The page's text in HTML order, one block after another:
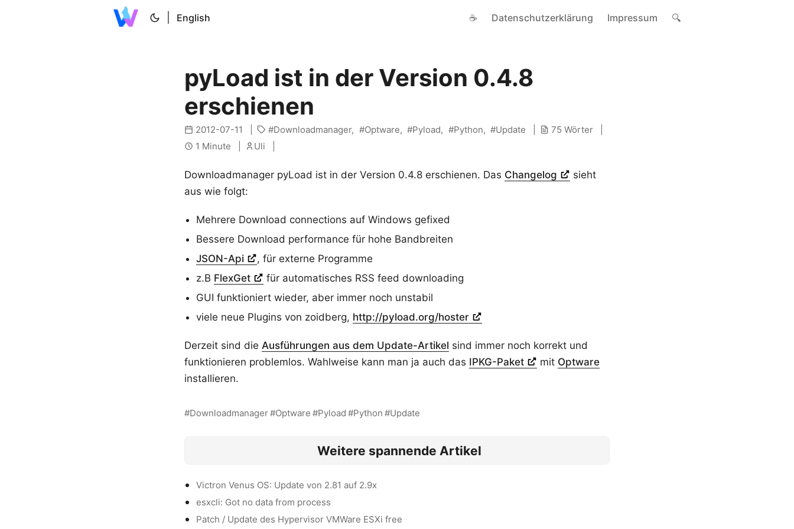
English ☕ Datenschutzerklärung Impressum 🔍
pyLoad ist in der Version 0.4.8
erschienen
2012-07-11 Downloadmanager Optware Pyload Python Update
75 Wörter
1 Minute
Uli
Downloadmanager pyLoad ist in der Version 0.4.8 erschienen. Das Changelog
sieht
aus wie folgt:
Mehrere Download connections auf Windows gefixed
Bessere Download performance für hohe Bandbreiten
JSON-Api
, für externe Programme
z.B FlexGet
für automatisches RSS feed downloading
GUI funktioniert wieder, aber immer noch unstabil
viele neue Plugins von zoidberg, http://pyload.org/hoster
Derzeit sind die Ausführungen aus dem Update-Artikel sind immer noch korrekt und
funktionieren problemlos. Wahlweise kann man ja auch das IPKG-Paket mit Optware
installieren.
Downloadmanager Optware Pyload Python Update
Weitere spannende Artikel
Victron Venus OS: Update von 2.81 auf 2.9x
esxcli: Got no data from process
Patch / Update des Hypervisor VMWare ESXi free